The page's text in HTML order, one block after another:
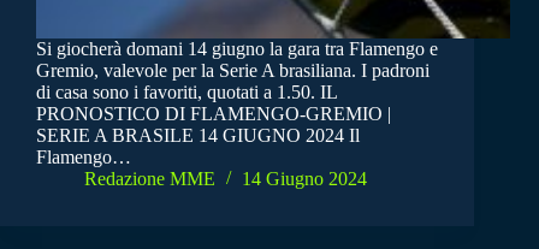
Si giocherà domani 14 giugno la gara tra Flamengo e
Gremio, valevole per la Serie A brasiliana. I padroni
di casa sono i favoriti, quotati a 1.50. IL
PRONOSTICO DI FLAMENGO-GREMIO |
SERIE A BRASILE 14 GIUGNO 2024 Il
Flamengo…
Redazione MME
14 Giugno 2024